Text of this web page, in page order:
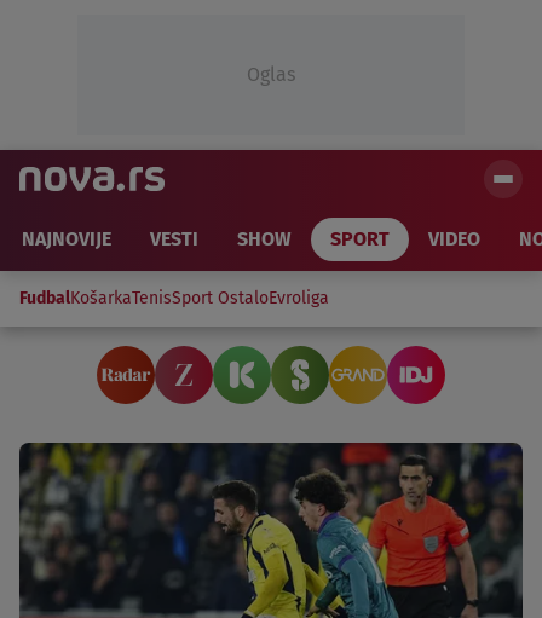
Oglas
NAJNOVIJE VESTI SHOW SPORT VIDEO
FudbalKošarkaTenisSport OstaloEvroliga